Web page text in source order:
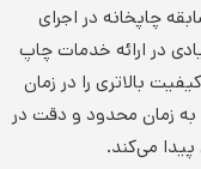
چاپخانه در اجرای
در ارائه خدمات چاپ
بالاتری را در زمان
به زمان محدود و دقت در
پیدا می‌کند.